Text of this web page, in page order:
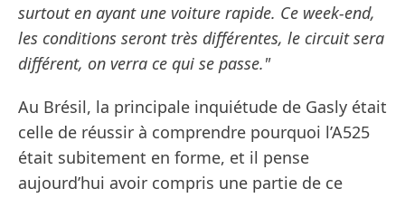
surtout en ayant une voiture rapide. Ce week-end,
les conditions seront très différentes, le circuit sera
différent, on verra ce qui se passe."
Au Brésil, la principale inquiétude de Gasly était
celle de réussir à comprendre pourquoi l’A525
était subitement en forme, et il pense
aujourd’hui avoir compris une partie de ce